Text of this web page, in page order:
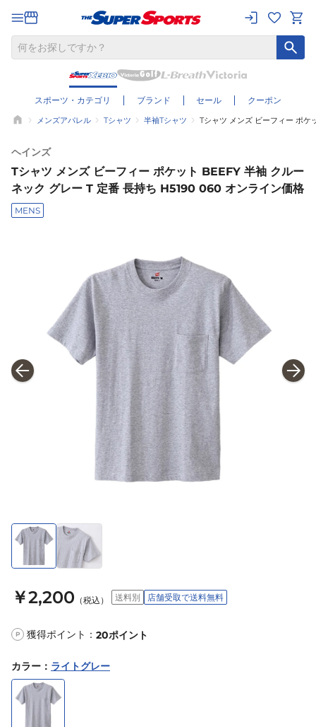
スポーツ・カテゴリ ブランド セール クーポン
メンズアパレル Tシャツ 半袖Tシャツ Tシャツ メンズ ビーフィー ポケ
ヘインズ
Tシャツ メンズ ビーフィー ポケット BEEFY 半袖 クルー
ネック グレー T 定番 長持ち H5190 060 オンライン価格
MENS
￥2,200 （税込） 送料別 店舗受取で送料無料
P 獲得ポイント： 20ポイント
カラー ： ライトグレー